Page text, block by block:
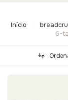
Início
6-